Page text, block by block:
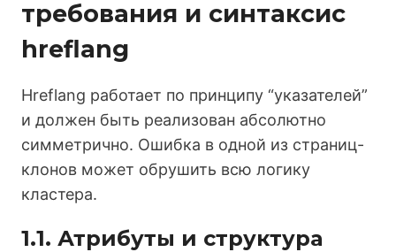
требования и синтаксис
hreflang
Hreflang работает по принципу “указателей”
и должен быть реализован абсолютно
симметрично. Ошибка в одной из страниц-
клонов может обрушить всю логику
кластера.
1.1. Атрибуты и структура